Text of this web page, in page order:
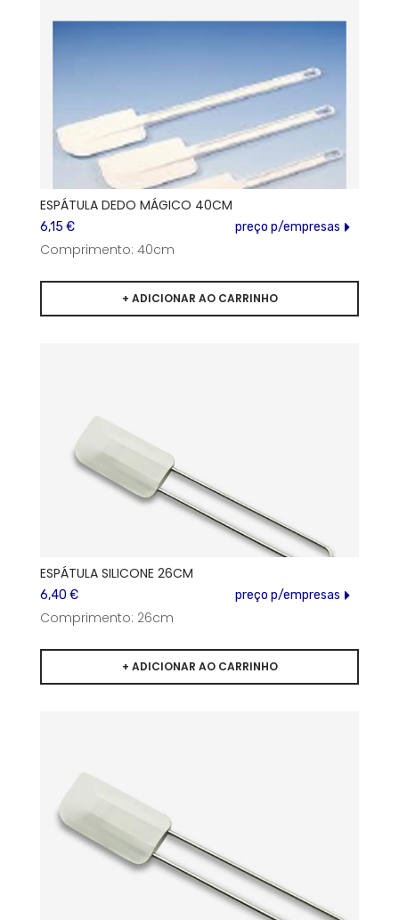
ESPÁTULA DEDO MÁGICO 40CM
6,15 € preço p/empresas
Comprimento: 40cm
ESPÁTULA SILICONE 26CM
6,40 € preço p/empresas
Comprimento: 26cm